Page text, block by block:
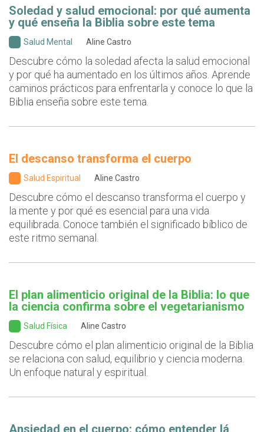
Soledad y salud emocional: por qué aumenta
y qué enseña la Biblia sobre este tema
Salud Mental Aline Castro
Descubre cómo la soledad afecta la salud emocional
y por qué ha aumentado en los últimos años. Aprende
caminos prácticos para enfrentarla y conoce lo que la
Biblia enseña sobre este tema.
El descanso transforma el cuerpo
Salud Espiritual Aline Castro
Descubre cómo el descanso transforma el cuerpo y
la mente y por qué es esencial para una vida
equilibrada. Conoce también el significado bíblico de
este ritmo semanal.
El plan alimenticio original de la Biblia: lo que
la ciencia confirma sobre el vegetarianismo
Salud Física Aline Castro
Descubre cómo el plan alimenticio original de la Biblia
se relaciona con salud, equilibrio y ciencia moderna.
Un enfoque natural y espiritual.
Ansiedad en el cuerpo: cómo entender lá